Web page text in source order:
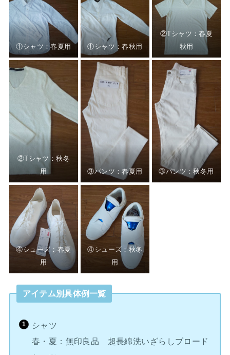
①シャツ：春夏用 ①シャツ：春秋用
②Tシャツ：春夏
秋用
②Tシャツ：秋冬
用
③パンツ：春夏用 ③パンツ：秋冬用
④シューズ：春夏
用
④シューズ：秋冬
用
アイテム別具体例一覧
シャツ
春・夏：無印良品 超長綿洗いざらしブロード